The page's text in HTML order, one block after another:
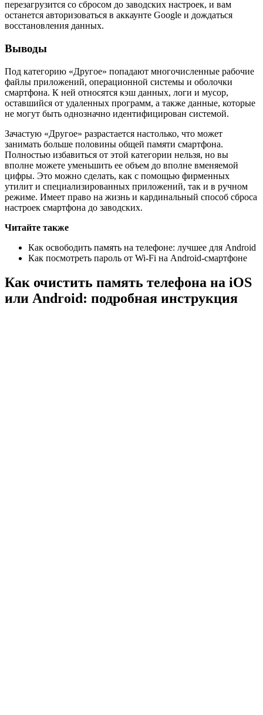
Под категорию «Другое» попадают многочисленные рабочие
файлы приложений, операционной системы и оболочки
смартфона. К ней относятся кэш данных, логи и мусор,
не могут быть однозначно идентифицирован системой.
Зачастую «Другое» разрастается настолько, что может
занимать больше половины общей памяти смартфона.
Полностью избавиться от этой категории нельзя, но вы
вполне можете уменьшить ее объем до вполне вменяемой
цифры. Это можно сделать, как с помощью фирменных
утилит и специализированных приложений, так и в ручном
режиме. Имеет право на жизнь и кардинальный способ сброса
настроек смартфона до заводских.
Читайте также
Как освободить память на телефоне: лучшее для Android
Как посмотреть пароль от Wi-Fi на Android-смартфоне
Как очистить память телефона на iOS
или Android: подробная инструкция